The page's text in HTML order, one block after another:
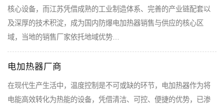
核心设备，而江苏凭借成熟的工业制造体系、完善的产业链配套以
及深厚的技术积淀，成为国内防爆电加热器销售与供应的核心区
域，当地的销售厂家依托地域优势…
电加热器厂商
在现代生产生活中，温度控制是不可或缺的环节，电加热器作为将
电能高效转化为热能的设备，凭借清洁、可控、便捷的优势，已渗